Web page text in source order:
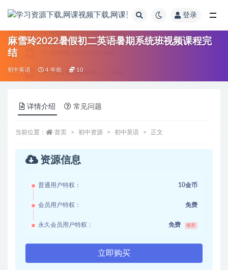
登录
麻雪玲2022暑假初二英语暑期系统班视频课程完
结
初中英语 4 年前 10
详情介绍 常见问题
当前位置： 首页 初中资源 初中英语 正文
资源信息
普通用户特权： 10金币
会员用户特权： 免费
永久会员用户特权： 免费 推荐
立即购买